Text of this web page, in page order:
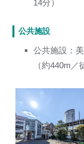
14分）
公共施設
公共施設：
（約440m／